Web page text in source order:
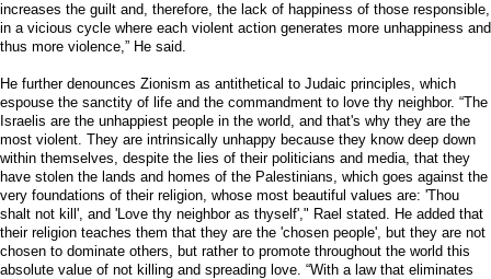
increases the guilt and, therefore, the lack of happiness of those responsible,
in a vicious cycle where each violent action generates more unhappiness and
thus more violence,” He said.
He further denounces Zionism as antithetical to Judaic principles, which
espouse the sanctity of life and the commandment to love thy neighbor. “The
Israelis are the unhappiest people in the world, and that's why they are the
most violent. They are intrinsically unhappy because they know deep down
within themselves, despite the lies of their politicians and media, that they
have stolen the lands and homes of the Palestinians, which goes against the
very foundations of their religion, whose most beautiful values are: 'Thou
shalt not kill', and 'Love thy neighbor as thyself'," Rael stated. He added that
their religion teaches them that they are the 'chosen people', but they are not
chosen to dominate others, but rather to promote throughout the world this
absolute value of not killing and spreading love. “With a law that eliminates